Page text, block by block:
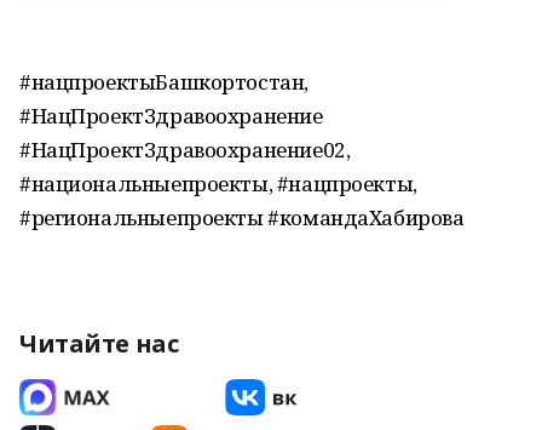
#нацпроектыБашкортостан,
#НацПроектЗдравоохранение
#НацПроектЗдравоохранение02,
#национальныепроекты, #нацпроекты,
#региональныепроекты #командаХабирова
Читайте нас